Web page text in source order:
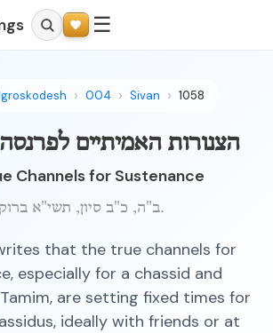
☰
004 Sivan 1058
הצנורות האמיתיים לפרנסה
Channels for Sustenance
ב"ה, כ"ב סיון, תשי"א ברוקלין.
that the true channels for
especially for a chassid and
are setting fixed times for
ideally with friends or at